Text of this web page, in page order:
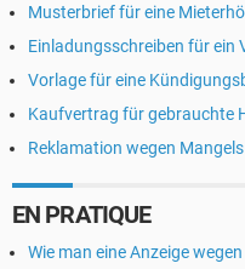
Musterbrief für eine
Einladungsschreiben für ein
Vorlage für eine
Kaufvertrag für gebrauchte
Reklamation wegen Mangels
EN PRATIQUE
Wie man eine Anzeige